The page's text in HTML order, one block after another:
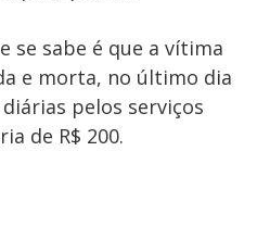
se sabe é que a vítima
e morta, no último dia
pelos serviços
de R$ 200.